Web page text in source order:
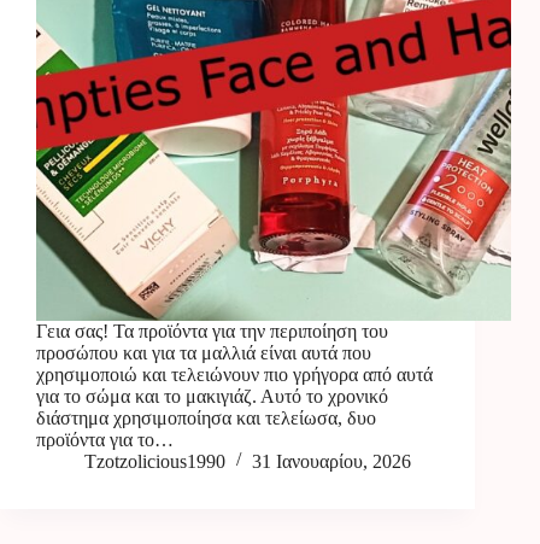
Γεια σας! Τα προϊόντα για την περιποίηση του
προσώπου και για τα μαλλιά είναι αυτά που
χρησιμοποιώ και τελειώνουν πιο γρήγορα από αυτά
για το σώμα και το μακιγιάζ. Αυτό το χρονικό
διάστημα χρησιμοποίησα και τελείωσα, δυο
προϊόντα για το…
Tzotzolicious1990
31 Ιανουαρίου, 2026